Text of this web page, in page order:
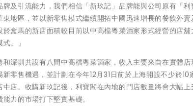
牌及引流能力，我們相信「新玖記」品牌能與公司原有「
東地區，並以新零售模式繼續開拓中國迅速增長的餐飲外
於盒馬的新店面積較目前以中高檔粵菜酒家形式經營的店
。」
和深圳共設有八間中高檔粵菜酒家，收入主要來自在實體
零售機遇，並計劃在今年12月31日前於上海開設不少於
中店。收購新玖記後，利寶閣在內地的門店數量將會大幅
力的市場打下堅實基礎。